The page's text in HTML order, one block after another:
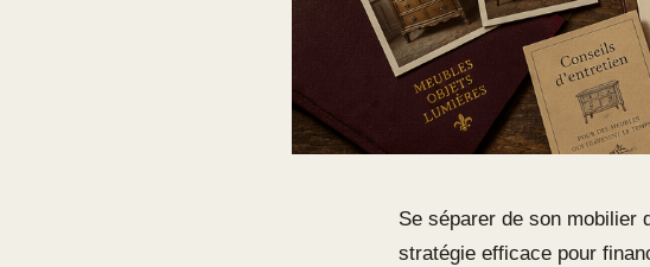
Se séparer de son mobilier
stratégie efficace pour